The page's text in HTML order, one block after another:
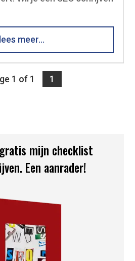
lees meer...
1 of 1 1
mijn checklist
Een aanrader!